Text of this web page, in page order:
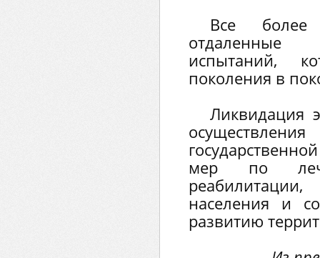
Все более
отдаленные
испытаний,
поколения в
Ликвидация
мер по
населения и
развитию